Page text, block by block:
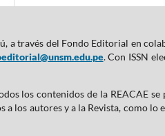
a través del Fondo Editorial en
. Con ISSN
los contenidos de la REACAE se
los autores y a la Revista, como lo